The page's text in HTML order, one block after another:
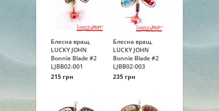
Блесна вращ.
LUCKY JOHN
Bonnie Blade #2
LJBB02-001
215 грн
Блесна вращ.
LUCKY JOHN
Bonnie Blade #2
LJBB02-003
235 грн